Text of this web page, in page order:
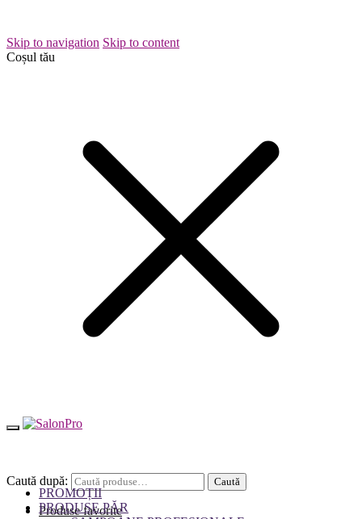
Skip to navigation Skip to content
Coșul tău
Caută după: Caută
Produse favorite
PROMOȚII
PRODUSE PĂR